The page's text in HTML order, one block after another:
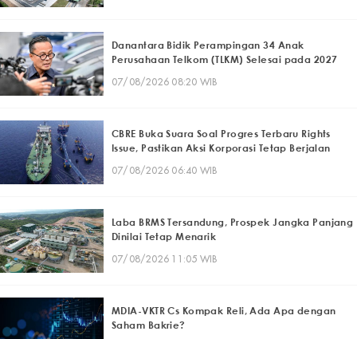
Danantara Bidik Perampingan 34 Anak
Perusahaan Telkom (TLKM) Selesai pada 2027
07/08/2026 08:20 WIB
CBRE Buka Suara Soal Progres Terbaru Rights
Issue, Pastikan Aksi Korporasi Tetap Berjalan
07/08/2026 06:40 WIB
Laba BRMS Tersandung, Prospek Jangka Panjang
Dinilai Tetap Menarik
07/08/2026 11:05 WIB
MDIA-VKTR Cs Kompak Reli, Ada Apa dengan
Saham Bakrie?